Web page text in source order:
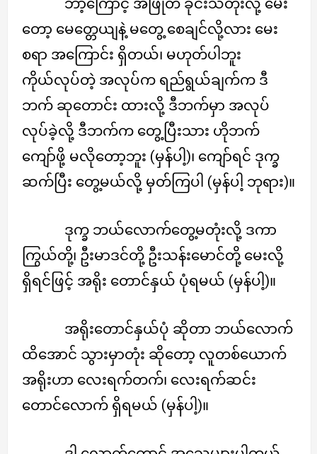
ဘာ့ကြောင့် အဖြုတ် ခိုင်းသတုံးလို့ မေး
တော့ မေတ္တေယျနဲ့ မတွေ့ စေချင်လို့လား မေး
စရာ အကြောင်း ရှိတယ်၊ မဟုတ်ပါဘူး
ကိုယ်လုပ်တဲ့ အလုပ်က ရည်ရွယ်ချက်က ဒီ
ဘက် ဆုတောင်း ထားလို့ ဒီဘက်မှာ အလုပ်
လုပ်ခဲ့လို့ ဒီဘက်က တွေ့ပြီးသား ဟိုဘက်
ကျော်ဖို့ မလိုတော့ဘူး (မှန်ပါ့)၊ ကျော်ရင် ဒုက္ခ
ဆက်ပြီး တွေ့မယ်လို့ မှတ်ကြပါ (မှန်ပါ့ ဘုရား)။
ဒုက္ခ ဘယ်လောက်တွေ့မတုံးလို့ ဒကာ
ကြွယ်တို့၊ ဦးမာဒင်တို့ ဦးသန်းမောင်တို့ မေးလို့
ရှိရင်ဖြင့် အရိုး တောင်နှယ် ပုံရမယ် (မှန်ပါ့)။
အရိုးတောင်နှယ်ပုံ ဆိုတာ ဘယ်လောက်
ထိအောင် သွားမှာတုံး ဆိုတော့ လူတစ်ယောက်
အရိုးဟာ လေးရက်တက်၊ လေးရက်ဆင်း
တောင်လောက် ရှိရမယ် (မှန်ပါ့)။